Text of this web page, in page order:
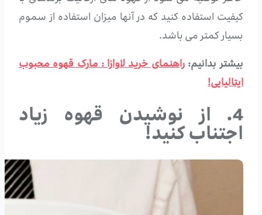
کیفیت استفاده کنید که در آنها میزان استفاده از سموم
بسیار کمتر می باشد.
بیشتر بدانیم:راهنمای خرید لاوازا : مارک قهوه محبوب
ایتالیایی!
4. از نوشیدن قهوه زیاد
اجتناب کنید!